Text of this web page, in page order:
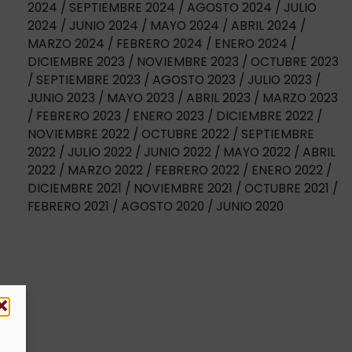
2024
SEPTIEMBRE 2024 AGOSTO 2024
JULIO
2024
JUNIO 2024 MAYO 2024
ABRIL 2024
MARZO 2024
FEBRERO 2024
ENERO 2024
DICIEMBRE 2023
NOVIEMBRE 2023
OCTUBRE 2023
SEPTIEMBRE 2023
AGOSTO 2023
JULIO 2023
JUNIO 2023
MAYO 2023 ABRIL 2023
MARZO 2023
FEBRERO 2023
ENERO 2023
DICIEMBRE 2022
NOVIEMBRE 2022
OCTUBRE 2022
SEPTIEMBRE
2022
JULIO 2022 JUNIO 2022 MAYO 2022
ABRIL
2022
MARZO 2022 FEBRERO 2022
ENERO 2022
DICIEMBRE 2021
NOVIEMBRE 2021
OCTUBRE 2021
FEBRERO 2021
AGOSTO 2020 JUNIO 2020